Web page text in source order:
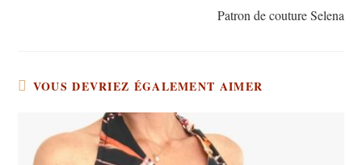
Patron de couture Selena
VOUS DEVRIEZ ÉGALEMENT AIMER